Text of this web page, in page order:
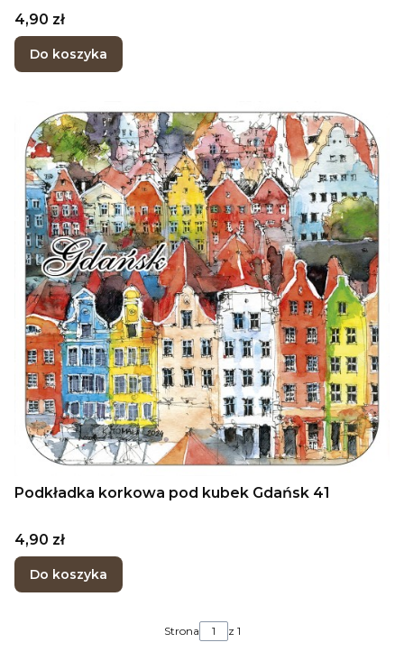
Cena
4,90 zł
Do koszyka
Podkładka korkowa pod kubek Gdańsk 41
Cena
4,90 zł
Do koszyka
Strona z 1